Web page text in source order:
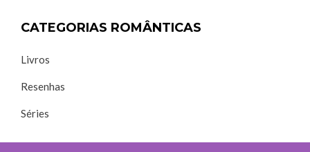
CATEGORIAS ROMÂNTICAS
Livros
Resenhas
Séries